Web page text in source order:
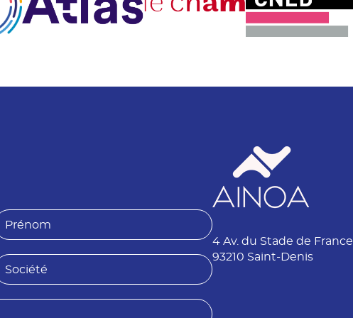
4 Av. du Stade de France
93210 Saint-Denis